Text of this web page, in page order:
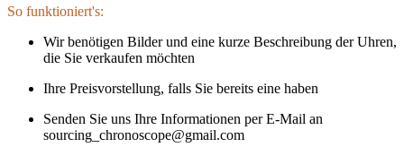
So funktioniert's:
Wir benötigen Bilder und eine kurze Beschreibung der Uhren,
die Sie verkaufen möchten
Ihre Preisvorstellung, falls Sie bereits eine haben
Senden Sie uns Ihre Informationen per E-Mail an
sourcing_chronoscope@gmail.com